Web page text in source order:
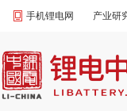
手机锂电网 产业研